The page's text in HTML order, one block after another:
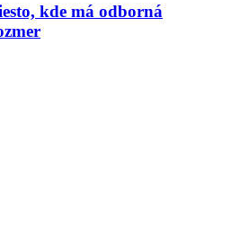
kde má odborná